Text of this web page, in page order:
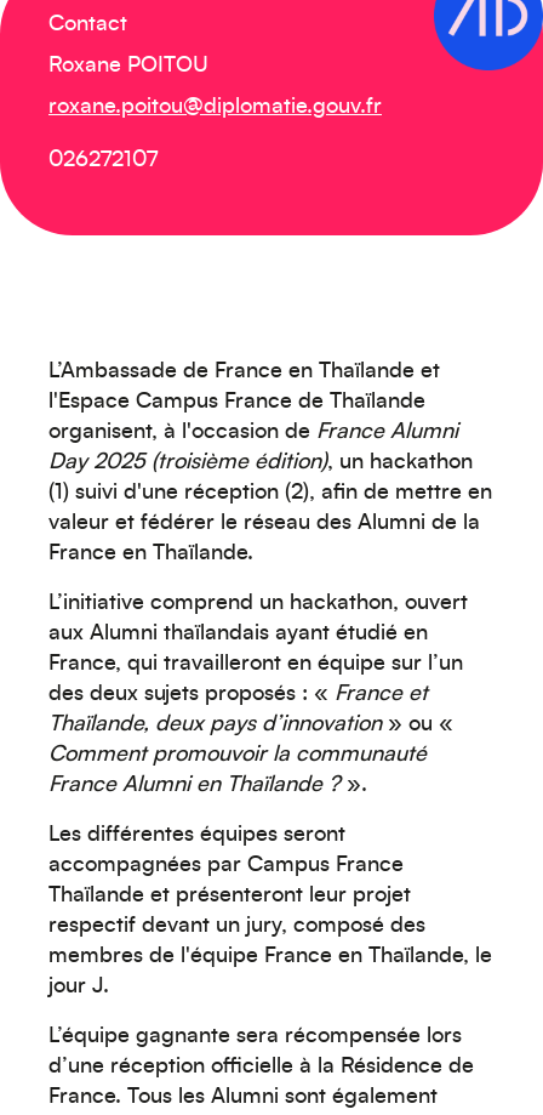
Contact
Roxane POITOU
roxane.poitou@diplomatie.gouv.fr
026272107
L’Ambassade de France en Thaïlande et
l'Espace Campus France de Thaïlande
organisent, à l'occasion de France Alumni
Day 2025 (troisième édition), un hackathon
(1) suivi d'une réception (2), afin de mettre en
valeur et fédérer le réseau des Alumni de la
France en Thaïlande.
L’initiative comprend un hackathon, ouvert
aux Alumni thaïlandais ayant étudié en
France, qui travailleront en équipe sur l’un
des deux sujets proposés : « France et
Thaïlande, deux pays d’innovation» ou «
Comment promouvoir la communauté
France Alumni en Thaïlande ?».
Les différentes équipes seront
accompagnées par Campus France
Thaïlande et présenteront leur projet
respectif devant un jury, composé des
membres de l'équipe France en Thaïlande, le
jour J.
L’équipe gagnante sera récompensée lors
d’une réception officielle à la Résidence de
France. Tous les Alumni sont également